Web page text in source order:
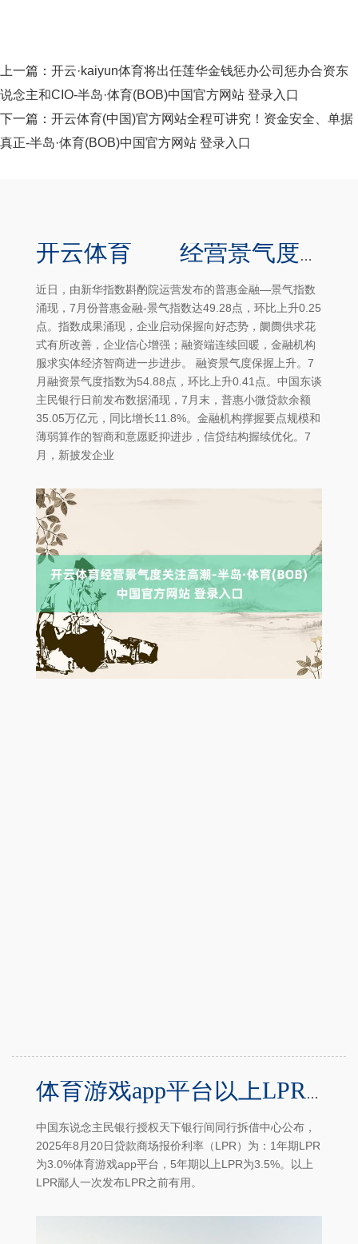
上一篇： 开云·kaiyun体育将出任莲华金钱惩办公司惩办合资东
说念主和CIO-半岛·体育(BOB)中国官方网站 登录入口
下一篇： 开云体育(中国)官方网站全程可讲究！资金安全、单据
真正-半岛·体育(BOB)中国官方网站 登录入口
开云体育 经营景气度关注高潮-半岛·体育(BOB)中国官方网站 登录入口
近日，由新华指数斟酌院运营发布的普惠金融—景气指数
涌现，7月份普惠金融-景气指数达49.28点，环比上升0.25
点。指数成果涌现，企业启动保握向好态势，阛阓供求花
式有所改善，企业信心增强；融资端连续回暖，金融机构
服求实体经济智商进一步进步。 融资景气度保握上升。7
月融资景气度指数为54.88点，环比上升0.41点。中国东谈
主民银行日前发布数据涌现，7月末，普惠小微贷款余额
35.05万亿元，同比增长11.8%。金融机构撑握要点规模和
薄弱算作的智商和意愿贬抑进步，信贷结构握续优化。7
月，新披发企业
体育游戏app平台以上LPR鄙人一次发布LPR之前有用-半岛·体育(BOB)中国官方网站 登录入口
中国东说念主民银行授权天下银行间同行拆借中心公布，
2025年8月20日贷款商场报价利率（LPR）为：1年期LPR
为3.0%体育游戏app平台，5年期以上LPR为3.5%。以上
LPR鄙人一次发布LPR之前有用。